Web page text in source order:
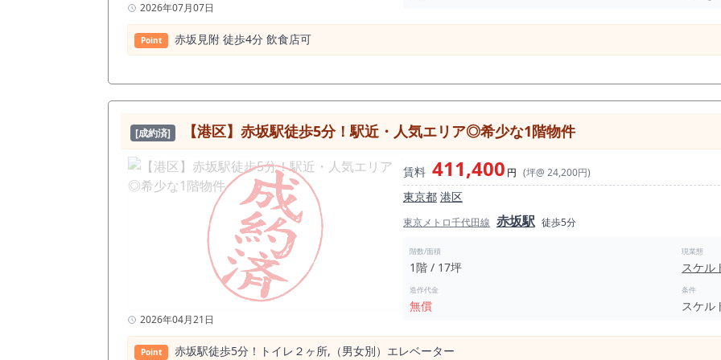
2026年07月07日
Point ⾚坂⾒附 徒歩4分 飲⾷店可
[成約済] 【港区】赤坂駅徒歩5分！駅近・人気エリア◎希少な1階物件
2026年04月21日
賃料 411,400 円 (坪@ 24,200円)
東京都 港区
東京メトロ千代田線 赤坂駅 徒歩5分
階数/面積
1階 / 17坪
現業態
スケル
造作代金
無償
条件
スケル
Point 赤坂駅徒歩5分！トイレ２ヶ所,（男⼥別）エレベーター